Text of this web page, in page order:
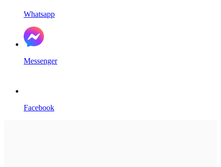
Whatsapp
Messenger
Facebook